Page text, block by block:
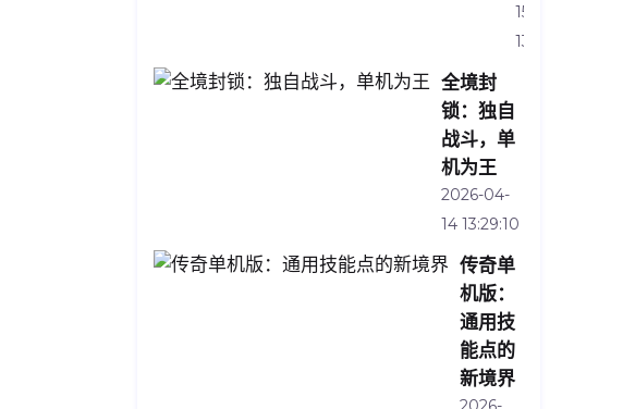
15
13:29:05
全境封
锁：独自
战斗，单
机为王
2026-04-
14 13:29:10
传奇单
机版：
通用技
能点的
新境界